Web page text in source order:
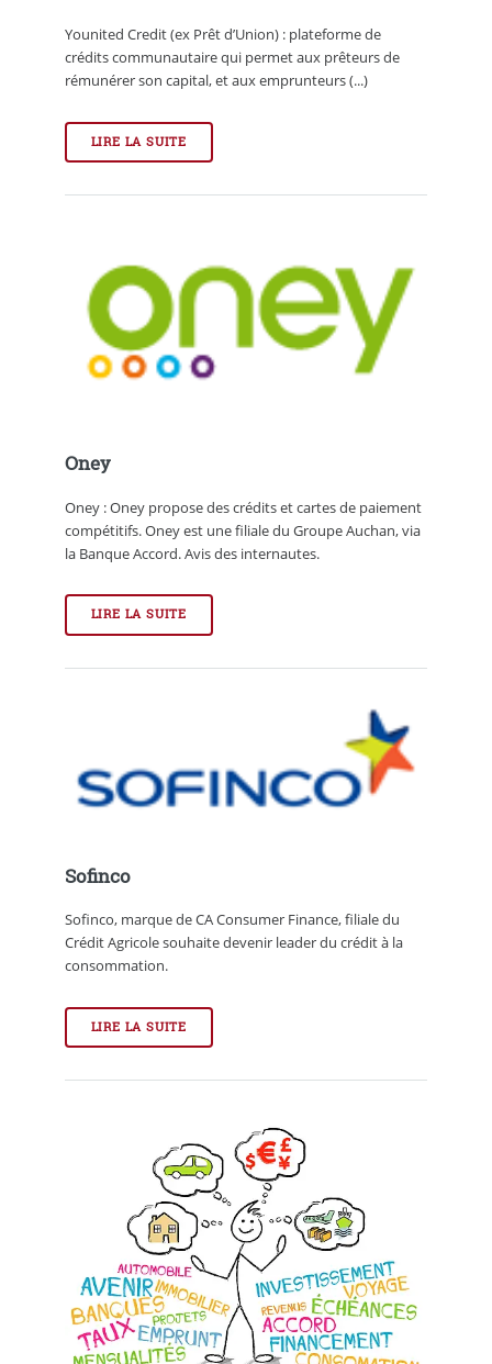
Younited Credit (ex Prêt d’Union) : plateforme de
crédits communautaire qui permet aux prêteurs de
rémunérer son capital, et aux emprunteurs (...)
LIRE LA SUITE
Oney
Oney : Oney propose des crédits et cartes de paiement
compétitifs. Oney est une filiale du Groupe Auchan, via
la Banque Accord. Avis des internautes.
LIRE LA SUITE
Sofinco
Sofinco, marque de CA Consumer Finance, filiale du
Crédit Agricole souhaite devenir leader du crédit à la
consommation.
LIRE LA SUITE